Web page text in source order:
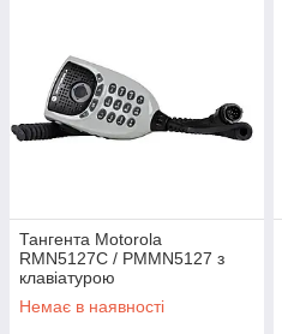
Тангента Motorola
RMN5127C / PMMN5127 з
клавіатурою
Немає в наявності